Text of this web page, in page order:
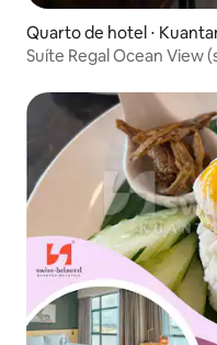
Quarto de hotel ⋅
Suíte Regal Ocean View